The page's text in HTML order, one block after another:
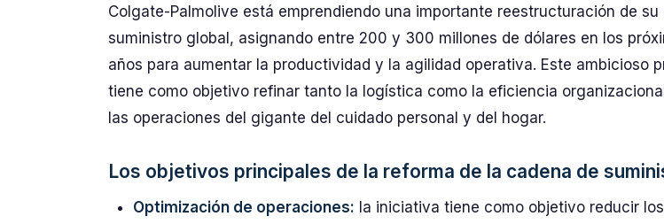
Colgate-Palmolive está emprendiendo una importante reestructuración de su
suministro global, asignando entre 200 y 300 millones de dólares en los
años para aumentar la productividad y la agilidad operativa. Este ambicioso
tiene como objetivo refinar tanto la logística como la eficiencia
las operaciones del gigante del cuidado personal y del hogar.
Los objetivos principales de la reforma de la cadena de
Optimización de operaciones: la iniciativa tiene como objetivo reducir